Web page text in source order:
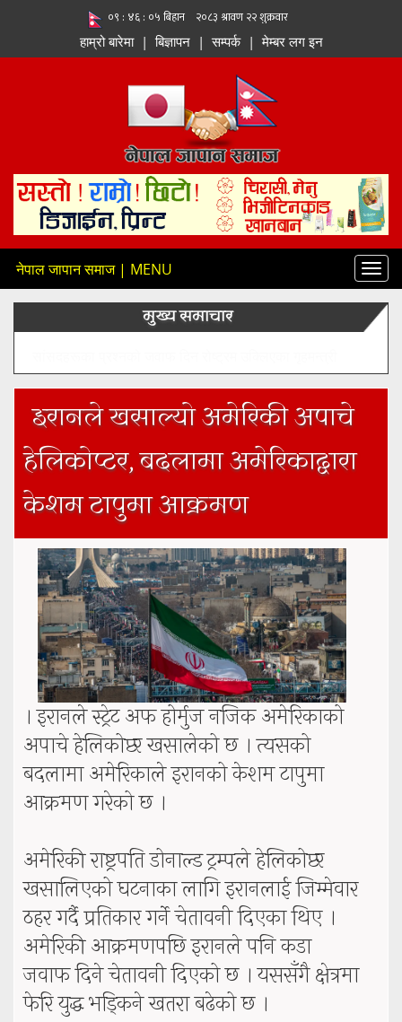
हाम्रो बारेमा | बिज्ञापन | सम्पर्क | मेम्बर लग इन
नेपाल जापान समाज | MENU
मुख्य समाचार
लैंगिक असमानतालाई प्रोत्साहन गर्ने सरकारी नीति नभएको बताए
इरानले खसाल्यो अमेरिकी अपाचे
हेलिकोप्टर, बदलामा अमेरिकाद्वारा
केशम टापुमा आक्रमण
। इरानले स्ट्रेट अफ होर्मुज नजिक अमेरिकाको
अपाचे हेलिकोप्टर खसालेको छ । त्यसको
बदलामा अमेरिकाले इरानको केशम टापुमा
आक्रमण गरेको छ ।
अमेरिकी राष्ट्रपति डोनाल्ड ट्रम्पले हेलिकोप्टर
खसालिएको घटनाका लागि इरानलाई जिम्मेवार
ठहर गर्दै प्रतिकार गर्ने चेतावनी दिएका थिए ।
अमेरिकी आक्रमणपछि इरानले पनि कडा
जवाफ दिने चेतावनी दिएको छ । यससँगै क्षेत्रमा
फेरि युद्ध भड्किने खतरा बढेको छ ।